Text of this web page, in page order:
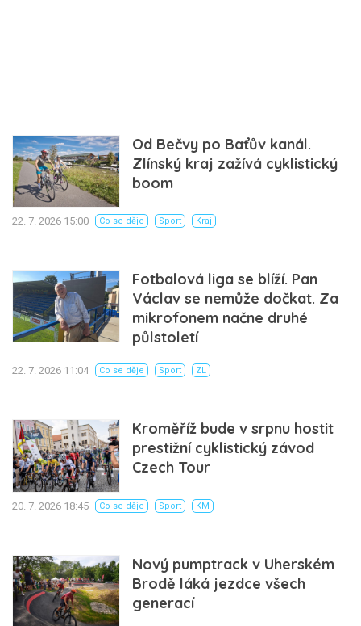
Od Bečvy po Baťův kanál.
Zlínský kraj zažívá cyklistický
boom
22. 7. 2026 15:00 Co se děje Sport Kraj
Fotbalová liga se blíží. Pan
Václav se nemůže dočkat. Za
mikrofonem načne druhé
půlstoletí
22. 7. 2026 11:04 Co se děje Sport ZL
Kroměříž bude v srpnu hostit
prestižní cyklistický závod
Czech Tour
20. 7. 2026 18:45 Co se děje Sport KM
Nový pumptrack v Uherském
Brodě láká jezdce všech
generací